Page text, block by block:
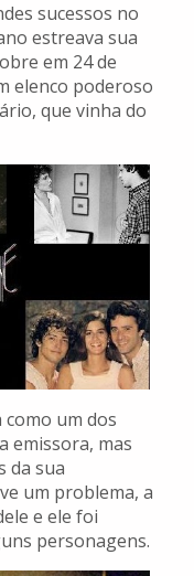
sucessos no
estreava sua
em 24 de
elenco poderoso
que vinha do
como um dos
emissora, mas
da sua
um problema, a
e ele foi
personagens.